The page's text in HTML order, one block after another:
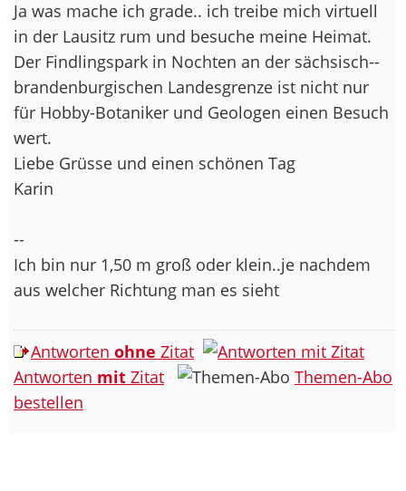
Ja was mache ich grade.. ich treibe mich virtuell
in der Lausitz rum und besuche meine Heimat.
Der Findlingspark in Nochten an der sächsisch--
brandenburgischen Landesgrenze ist nicht nur
für Hobby-Botaniker und Geologen einen Besuch
wert.
Liebe Grüsse und einen schönen Tag
Karin
--
Ich bin nur 1,50 m groß oder klein..je nachdem
aus welcher Richtung man es sieht
Antworten ohne Zitat
Antworten mit Zitat
Themen-Abo
bestellen